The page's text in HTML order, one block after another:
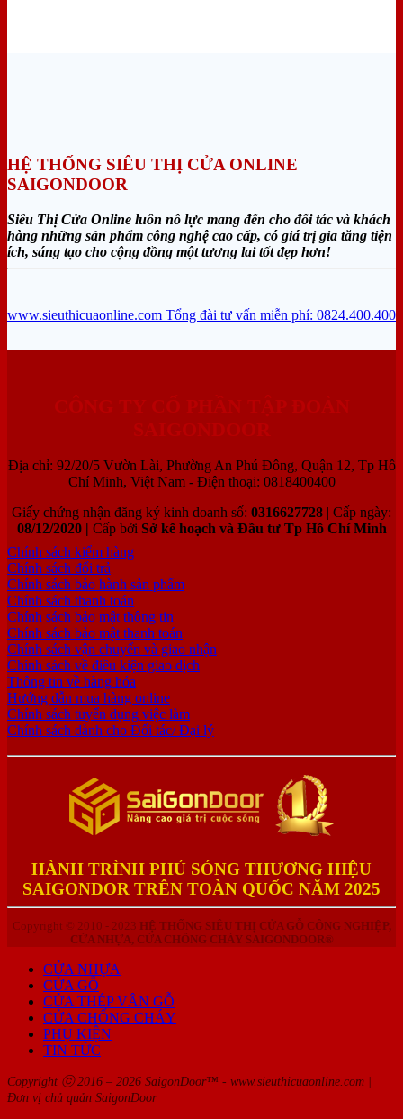
HỆ THỐNG SIÊU THỊ CỬA ONLINE
SAIGONDOOR
Siêu Thị Cửa Online luôn nỗ lực mang đến cho đối tác và khách
hàng những sản phẩm công nghệ cao cấp, có giá trị gia tăng tiện
ích, sáng tạo cho cộng đồng một tương lai tốt đẹp hơn!
www.sieuthicuaonline.com Tổng đài tư vấn miễn phí: 0824.400.400
Địa chỉ: 92/20/5 Vườn Lài, Phường An Phú Đông, Quận 12, Tp Hồ
Chí Minh, Việt Nam - Điện thoại: 0818400400
Giấy chứng nhận đăng ký kinh doanh số: 0316627728 | Cấp ngày:
08/12/2020 | Cấp bởi Sở kế hoạch và Đầu tư Tp Hồ Chí Minh
Chính sách kiểm hàng
Chính sách đổi trả
Chính sách bảo hành sản phẩm
Chính sách thanh toán
Chính sách bảo mật thông tin
Chính sách bảo mật thanh toán
Chính sách vận chuyển và giao nhận
Chính sách về điều kiện giao dịch
Thông tin về hàng hóa
Hướng dẫn mua hàng online
Chính sách tuyển dụng việc làm
Chính sách dành cho Đối tác/ Đại lý
HÀNH TRÌNH PHỦ SÓNG THƯƠNG HIỆU
SAIGONDOR TRÊN TOÀN QUỐC NĂM 2025
Copyright © 2010 - 2023 HỆ THỐNG SIÊU THỊ CỬA GỖ CÔNG NGHIỆP,
CỬA NHỰA, CỬA CHỐNG CHÁY SAIGONDOOR®
CỬA NHỰA
CỬA GỖ
CỬA THÉP VÂN GỖ
CỬA CHỐNG CHÁY
PHỤ KIỆN
TIN TỨC
Copyright ⓒ 2016 – 2026 SaigonDoor™ - www.sieuthicuaonline.com |
Đơn vị chủ quản SaigonDoor